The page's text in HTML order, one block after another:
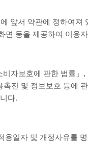
앞서 약관에 정하여져
면 등을 제공하여 이용
자보호에 관한 법률
촉진 및 정보보호 등에
다.
용일자 및 개정사유를